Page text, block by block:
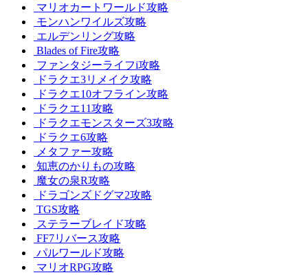
マリオカートワールド攻略
モンハンワイルズ攻略
エルデンリング攻略
Blades of Fire攻略
ファンタジーライフi攻略
ドラクエ3リメイク攻略
ドラクエ10オフライン攻略
ドラクエ11攻略
ドラクエモンスターズ3攻略
ドラクエ6攻略
メタファー攻略
知恵のかりもの攻略
魔女の泉R攻略
ドラゴンズドグマ2攻略
TGS攻略
ステラーブレイド攻略
FF7リバース攻略
パルワールド攻略
マリオRPG攻略